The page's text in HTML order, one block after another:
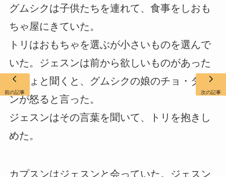
グムシクは子供たちを連れて、食事をしおも
ちゃ屋にきていた。
トリはおもちゃを選ぶが小さいものを選んで
いた。ジェスンは前から欲しいものがあった
でしょと聞くと、グムシクの娘のチョ・ダロ
ンが怒ると言った。
ジェスンはその言葉を聞いて、トリを抱きし
めた。
カプスンはジェスンと会っていた。ジェスン
前の記事 次の記事